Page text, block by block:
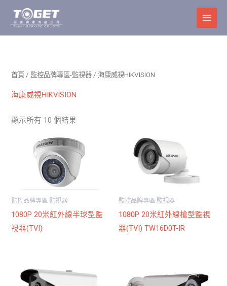
主
首頁 / 監控品牌專區-監視器 / 海康威視HIKVISION
海康威視HIKVISION
顯示所有 10 個結果
監控品牌專區-監視器
1080P 20米紅外線半球型監
視器(TVI)
監控品牌專區-監視器
1080P 20米紅外線槍型監視
器(TVI) TW16D0T-IR